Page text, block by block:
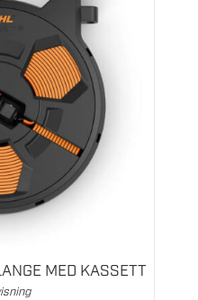
MED KASSETT